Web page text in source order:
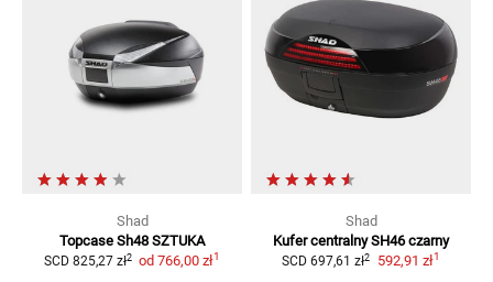
Shad
Topcase Sh48 SZTUKA
SCD 825,27 zł2 od 766,00 zł1
Shad
Kufer centralny SH46 czarny
SCD 697,61 zł2 592,91 zł1